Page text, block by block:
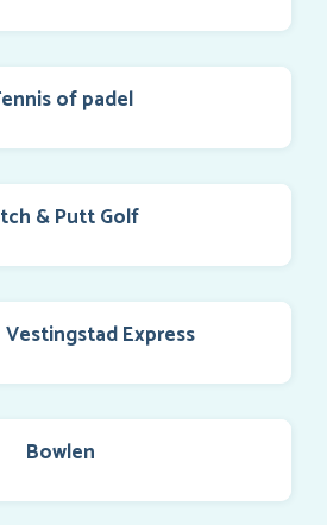
of padel
& Putt Golf
Express
Bowlen